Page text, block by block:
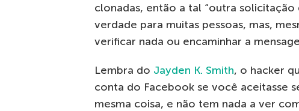
clonadas, então a tal “outra
verdade para muitas pessoas, mas,
verificar nada ou encaminhar a
Lembra do Jayden K. Smith, o hacker
conta do Facebook se você aceitasse
mesma coisa, e não tem nada a ver